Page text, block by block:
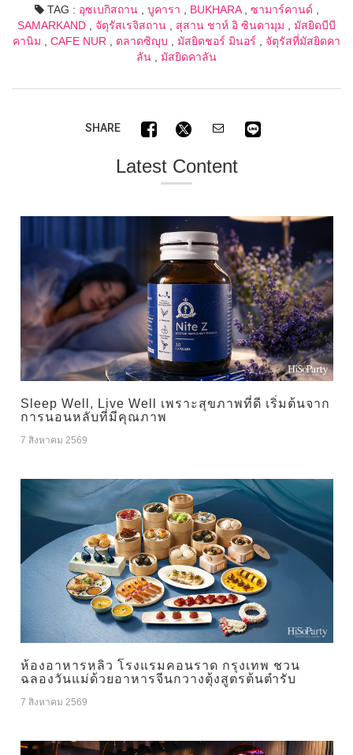
TAG : อุซเบกิสถาน, บูคารา , BUKHARA, ซามาร์คานด์ ,
SAMARKAND , จัตุรัสเรจิสถาน , สุสาน ชาห์ อิ ซินดามุม , มัสยิดบีบี
คานิม , CAFE NUR , ตลาดซิญุบ , มัสยิดชอร์ มินอร์ , จัตุรัสที่มัสยิดคา
ลัน , มัสยิดคาลัน
SHARE
Latest Content
Sleep Well, Live Well เพราะสุขภาพที่ดี เริ่มต้นจาก
การนอนหลับที่มีคุณภาพ
7 สิงหาคม 2569
ห้องอาหารหลิว โรงแรมคอนราด กรุงเทพ ชวน
ฉลองวันแม่ด้วยอาหารจีนกวางตุ้งสูตรต้นตำรับ
7 สิงหาคม 2569